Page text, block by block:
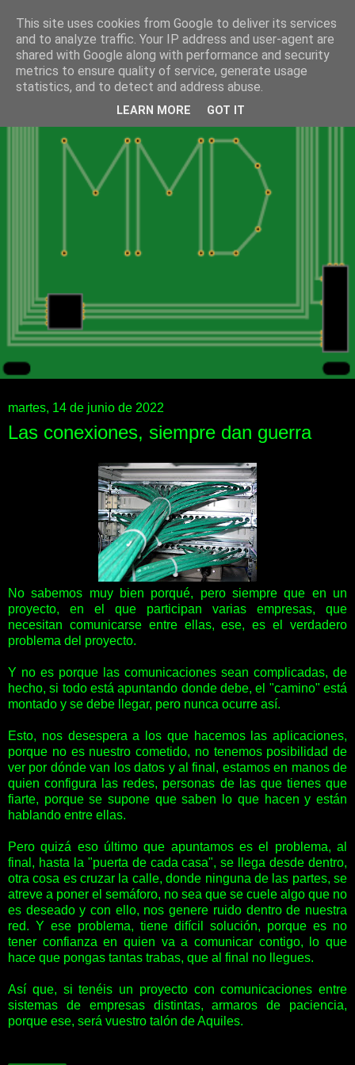
martes, 14 de junio de 2022
Las conexiones, siempre dan guerra
No sabemos muy bien porqué, pero siempre que en un
proyecto, en el que participan varias empresas, que
necesitan comunicarse entre ellas, ese, es el verdadero
problema del proyecto.
Y no es porque las comunicaciones sean complicadas, de
hecho, si todo está apuntando donde debe, el "camino" está
montado y se debe llegar, pero nunca ocurre así.
Esto, nos desespera a los que hacemos las aplicaciones,
porque no es nuestro cometido, no tenemos posibilidad de
ver por dónde van los datos y al final, estamos en manos de
quien configura las redes, personas de las que tienes que
fiarte, porque se supone que saben lo que hacen y están
hablando entre ellas.
Pero quizá eso último que apuntamos es el problema, al
final, hasta la "puerta de cada casa", se llega desde dentro,
otra cosa es cruzar la calle, donde ninguna de las partes, se
atreve a poner el semáforo, no sea que se cuele algo que no
es deseado y con ello, nos genere ruido dentro de nuestra
red. Y ese problema, tiene difícil solución, porque es no
tener confianza en quien va a comunicar contigo, lo que
hace que pongas tantas trabas, que al final no llegues.
Así que, si tenéis un proyecto con comunicaciones entre
sistemas de empresas distintas, armaros de paciencia,
porque ese, será vuestro talón de Aquiles.
This site uses cookies from Google to deliver its services
and to analyze traffic. Your IP address and user-agent are
shared with Google along with performance and security
metrics to ensure quality of service, generate usage
statistics, and to detect and address abuse.
LEARN MORE GOT IT